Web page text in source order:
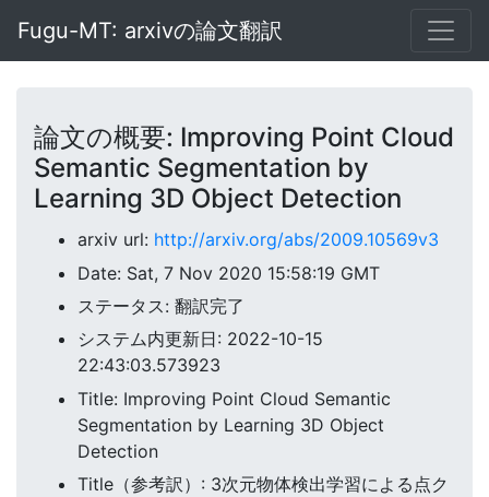
Fugu-MT: arxivの論文翻訳
論文の概要: Improving Point Cloud
Semantic Segmentation by
Learning 3D Object Detection
arxiv url: http://arxiv.org/abs/2009.10569v3
Date: Sat, 7 Nov 2020 15:58:19 GMT
ステータス: 翻訳完了
システム内更新日: 2022-10-15
22:43:03.573923
Title: Improving Point Cloud Semantic
Segmentation by Learning 3D Object
Detection
Title（参考訳）: 3次元物体検出学習による点ク